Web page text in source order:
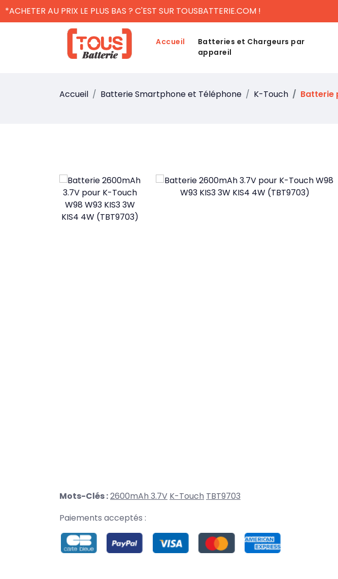
*ACHETER AU PRIX LE PLUS BAS ? C'EST SUR TOUSBATTERIE.COM !
Accueil
Batteries et Chargeurs par
appareil
Accueil Batterie Smartphone et Téléphone K-Touch Batterie
Mots-Clés :2600mAh 3.7V K-Touch TBT9703
Paiements acceptés :